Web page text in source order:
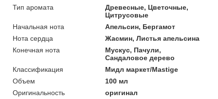
Тип аромата
Древесные, Цветочные,
Цитрусовые
Начальная нота
Апельсин, Бергамот
Нота сердца
Жасмин, Листья апельсина
Конечная нота
Мускус, Пачули,
Сандаловое дерево
Классификация
Мидл маркет/Mastige
Объем
100 мл
Оригинальность
оригинал